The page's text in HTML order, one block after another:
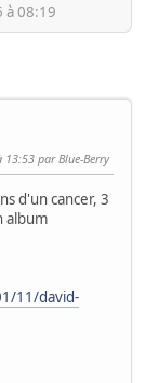
à 08:19
13:53 par Blue-Berry
d'un cancer, 3
album
11/david-